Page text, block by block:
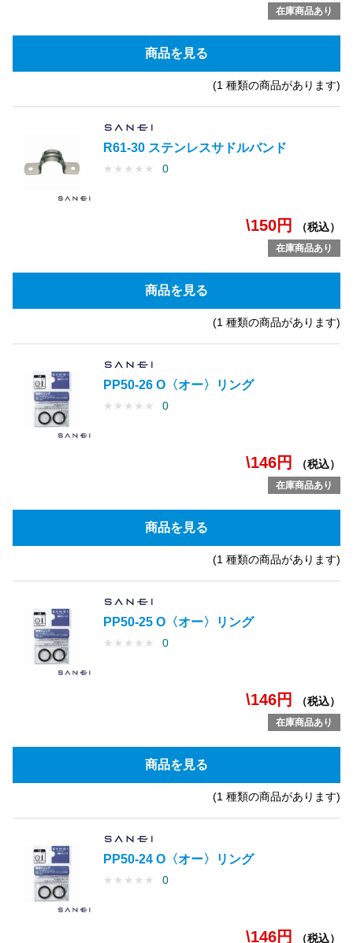
在庫商品あり
商品を見る
(1 種類の商品があります)
R61-30 ステンレスサドルバンド
★ ★ ★ ★ ★ 0
\150円 （税込）
在庫商品あり
商品を見る
(1 種類の商品があります)
PP50-26 O〈オー〉リング
★ ★ ★ ★ ★ 0
\146円 （税込）
在庫商品あり
商品を見る
(1 種類の商品があります)
PP50-25 O〈オー〉リング
★ ★ ★ ★ ★ 0
\146円 （税込）
在庫商品あり
商品を見る
(1 種類の商品があります)
PP50-24 O〈オー〉リング
★ ★ ★ ★ ★ 0
\146円 （税込）